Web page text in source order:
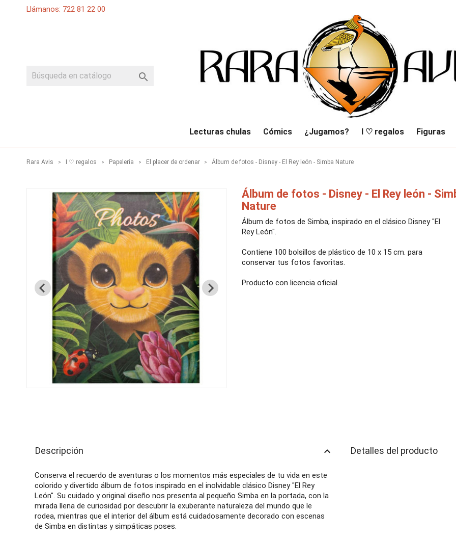
Llámanos: 722 81 22 00

Lecturas chulas Cómics ¿Jugamos? I ♡ regalos Figuras
Rara Avis I ♡ regalos Papelería El placer de ordenar Álbum de fotos - Disney - El Rey león - Simba Nature
Álbum de fotos - Disney - El Rey león -
Nature
Álbum de fotos de Simba, inspirado en el clásico Disney "El
Rey León".
Contiene 100 bolsillos de plástico de 10 x 15 cm. para
conservar tus fotos favoritas.
Producto con licencia oficial.
Descripción keyboard_arrow_up
Conserva el recuerdo de aventuras o los momentos más especiales de tu vida en este
colorido y divertido álbum de fotos inspirado en el inolvidable clásico Disney "El Rey
León". Su cuidado y original diseño nos presenta al pequeño Simba en la portada, con la
mirada llena de curiosidad por descubrir la exuberante naturaleza del mundo que le
rodea, mientras que el interior del álbum está cuidadosamente decorado con escenas
de Simba en distintas y simpáticas poses.
Detalles del producto